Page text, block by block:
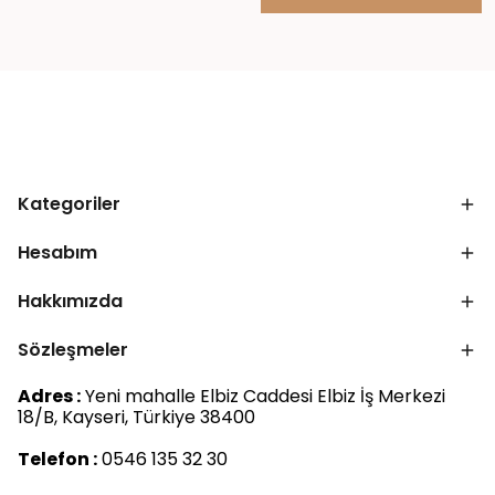
Kategoriler
Hesabım
Hakkımızda
Sözleşmeler
Adres :Yeni mahalle Elbiz Caddesi Elbiz İş Merkezi
18/B, Kayseri, Türkiye 38400
Telefon :0546 135 32 30